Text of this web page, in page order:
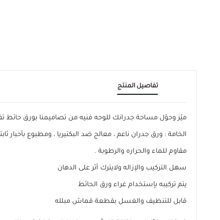
تفاصيل المنتج
ميّز وحوّل مساحة جدرانك للوحه فنيه من تصاميمنا بورق
الخامة : ورق جدران ناعم ، معالج ضد البكتيريا ، ومطبوع بأحبار
مقاوم للماء والحراره والرطوبة .
سهل التركيب والإزاله ولايترك أثر على الدهان
يتم تركيبه بإستخدام غراء ورق الحائط
قابل للتنظيف والغسل بقطعة قماش مبلله